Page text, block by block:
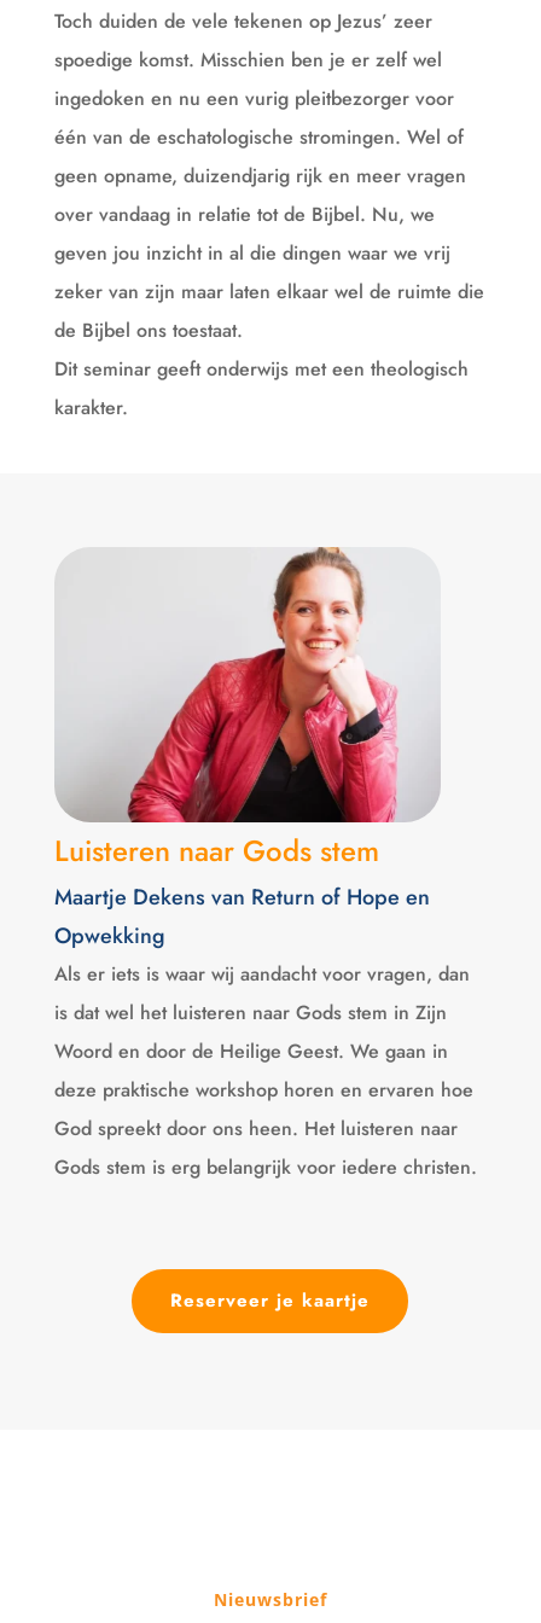
Toch duiden de vele tekenen op Jezus’ zeer
spoedige komst. Misschien ben je er zelf wel
ingedoken en nu een vurig pleitbezorger voor
één van de eschatologische stromingen. Wel of
geen opname, duizendjarig rijk en meer vragen
over vandaag in relatie tot de Bijbel. Nu, we
geven jou inzicht in al die dingen waar we vrij
zeker van zijn maar laten elkaar wel de ruimte die
de Bijbel ons toestaat.
Dit seminar geeft onderwijs met een theologisch
karakter.
Luisteren naar Gods stem
Maartje Dekens van Return of Hope en
Opwekking
Als er iets is waar wij aandacht voor vragen, dan
is dat wel het luisteren naar Gods stem in Zijn
Woord en door de Heilige Geest. We gaan in
deze praktische workshop horen en ervaren hoe
God spreekt door ons heen. Het luisteren naar
Gods stem is erg belangrijk voor iedere christen.
Reserveer je kaartje
Nieuwsbrief